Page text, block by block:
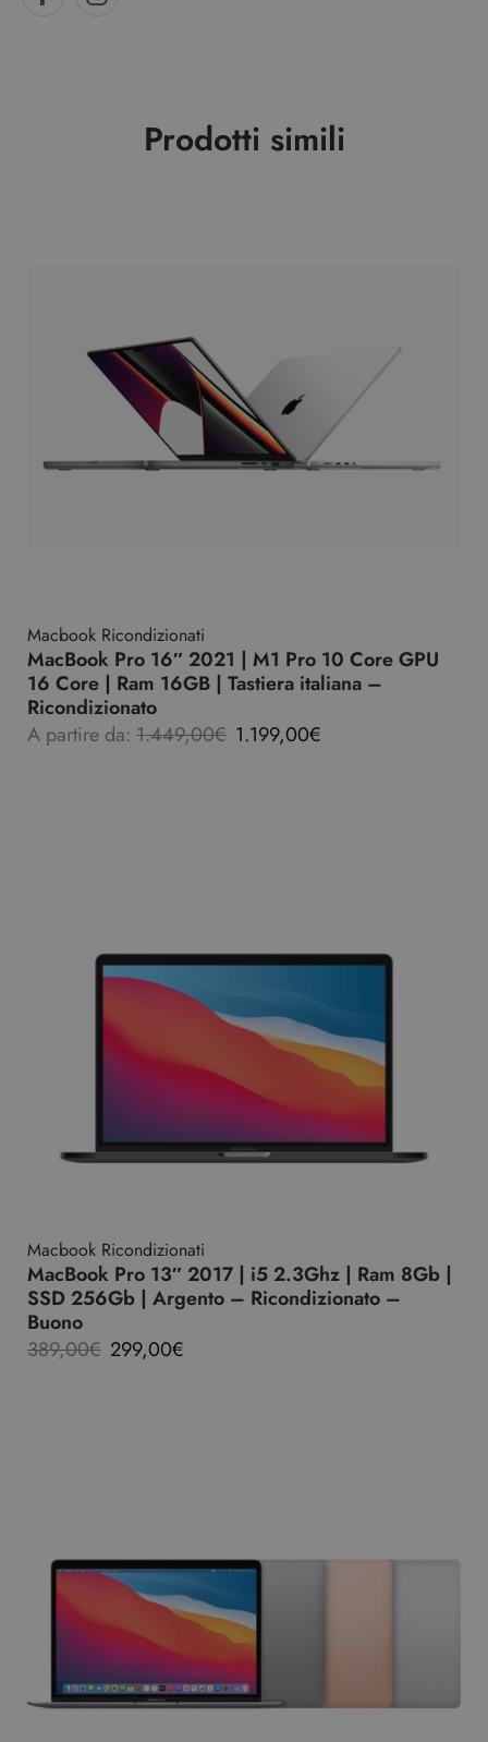
Prodotti simili
Macbook Ricondizionati
MacBook Pro 16″ 2021 | M1 Pro 10 Core GPU
16 Core | Ram 16GB | Tastiera italiana –
Ricondizionato
A partire da: 1.449,00€ 1.199,00€
Macbook Ricondizionati
MacBook Pro 13″ 2017 | i5 2.3Ghz | Ram 8Gb |
SSD 256Gb | Argento – Ricondizionato –
Buono
389,00€ 299,00€